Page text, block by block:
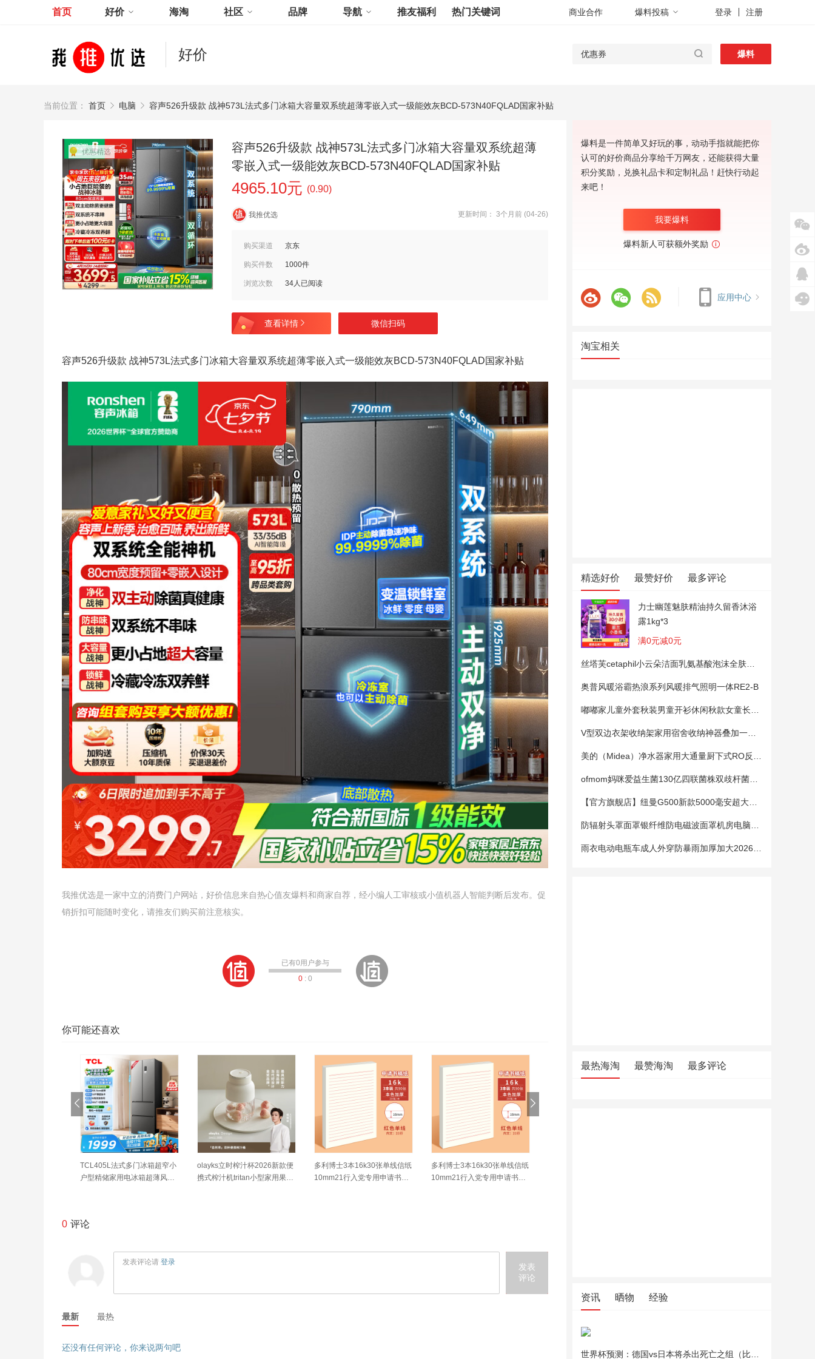
首页 好价 海淘 社区 品牌 导航 推友福利 热门关键词 商业合作 爆料投稿 登录 注册
好价 爆料
当前位置： 首页 电脑 容声526升级款 战神573L法式多门冰箱大容量双系统超薄零嵌入式一级能效灰BCD-573N40FQLAD国家补贴
优惠精选
容声526升级款 战神573L法式多门冰箱大容量双系统超薄
零嵌入式一级能效灰BCD-573N40FQLAD国家补贴
4965.10元 (0.90)
我推优选 更新时间： 3个月前 (04-26)
购买渠道 京东
购买件数 1000件
浏览次数 34人已阅读
查看详情 微信扫码
容声526升级款 战神573L法式多门冰箱大容量双系统超薄零嵌入式一级能效灰BCD-573N40FQLAD国家补贴
我推优选是一家中立的消费门户网站，好价信息来自热心值友爆料和商家自荐，经小编人工审核或小值机器人智能判断后发布。促
销折扣可能随时变化，请推友们购买前注意核实。
已有0用户参与
0: 0
你可能还喜欢
TCL405L法式多门冰箱超窄小
户型精储家用电冰箱超薄风冷
olayks立时榨汁杯2026新款便
携式榨汁机tritan小型家用果汁
多利博士3本16k30张单线信纸
10mm21行入党专用申请书稿
多利博士3本16k30张单线信纸
10mm21行入党专用申请书稿
0 评论
发表评论请 登录
发表
评论
最新 最热
还没有任何评论，你来说两句吧
爆料是一件简单又好玩的事，动动手指就能把你
认可的好价商品分享给千万网友，还能获得大量
积分奖励，兑换礼品卡和定制礼品！赶快行动起
来吧！
我要爆料
爆料新人可获额外奖励
应用中心
淘宝相关
精选好价 最赞好价 最多评论
力士幽莲魅肤精油持久留香沐浴
露1kg*3
满0元减0元
奥普风暖浴霸热浪系列风暖排气照明一体RE2-B
最热海淘 最赞海淘 最多评论
资讯 晒物 经验